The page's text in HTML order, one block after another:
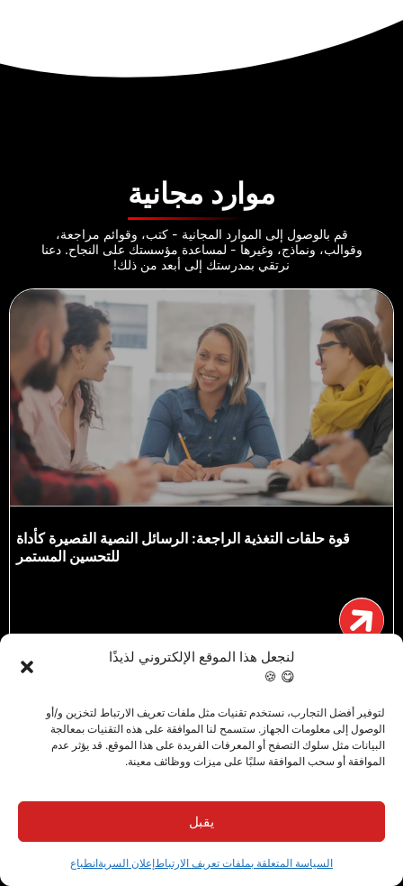
لنجعل هذا الموقع الإلكتروني لذيذًا
😋 🍪
لتوفير أفضل التجارب، نستخدم تقنيات مثل ملفات تعريف الارتباط لتخزين و/أو
الوصول إلى معلومات الجهاز. ستسمح لنا الموافقة على هذه التقنيات بمعالجة
البيانات مثل سلوك التصفح أو المعرفات الفريدة على هذا الموقع. قد يؤثر عدم
الموافقة أو سحب الموافقة سلبًا على ميزات ووظائف معينة.
يقبل
السياسة المتعلقة بملفات تعريف الارتباطإعلان السريةانطباع
موارد مجانية
قم بالوصول إلى الموارد المجانية - كتب، وقوائم مراجعة،
وقوالب، ونماذج، وغيرها - لمساعدة مؤسستك على النجاح. دعنا
نرتقي بمدرستك إلى أبعد من ذلك!
قوة حلقات التغذية الراجعة: الرسائل النصية القصيرة كأداة
للتحسين المستمر